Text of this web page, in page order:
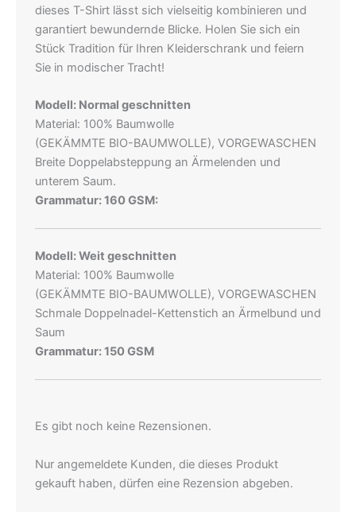
dieses T-Shirt lässt sich vielseitig kombinieren und
garantiert bewundernde Blicke. Holen Sie sich ein
Stück Tradition für Ihren Kleiderschrank und feiern
Sie in modischer Tracht!
Modell: Normal geschnitten
Material: 100% Baumwolle
(GEKÄMMTE BIO-BAUMWOLLE), VORGEWASCHEN
Breite Doppelabsteppung an Ärmelenden und
unterem Saum.
Grammatur: 160 GSM:
Modell: Weit geschnitten
Material: 100% Baumwolle
(GEKÄMMTE BIO-BAUMWOLLE), VORGEWASCHEN
Schmale Doppelnadel-Kettenstich an Ärmelbund und
Saum
Grammatur: 150 GSM
Es gibt noch keine Rezensionen.
Nur angemeldete Kunden, die dieses Produkt
gekauft haben, dürfen eine Rezension abgeben.